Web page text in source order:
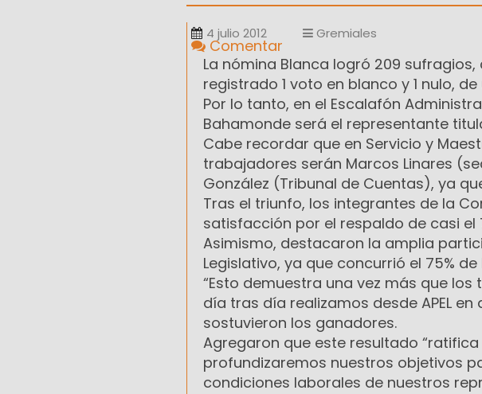
4 julio 2012 Gremiales
Comentar
La nómina Blanca logró 209
registrado 1 voto en blanco y 1 nulo,
Por lo tanto, en el Escalafón
Bahamonde será el representante
Cabe recordar que en Servicio y
trabajadores serán Marcos Linares
González (Tribunal de Cuentas), ya
Tras el triunfo, los integrantes de la
satisfacción por el respaldo de casi el
Asimismo, destacaron la amplia
Legislativo, ya que concurrió el 75%
“Esto demuestra una vez más que
día tras día realizamos desde APEL
sostuvieron los ganadores.
Agregaron que este resultado
profundizaremos nuestros objetivos
condiciones laborales de nuestros